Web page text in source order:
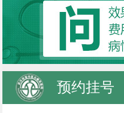
预约挂号